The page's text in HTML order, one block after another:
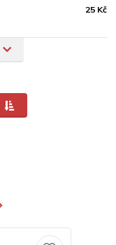
25 Kč